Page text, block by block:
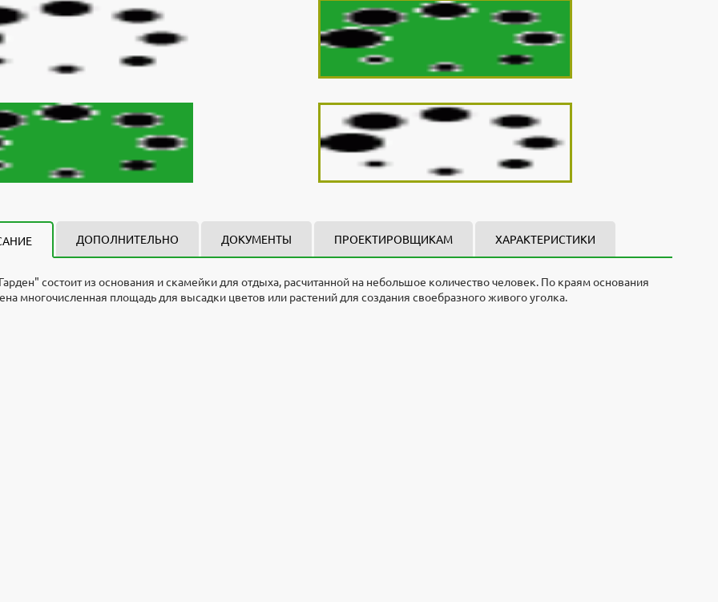
ДОПОЛНИТЕЛЬНО ДОКУМЕНТЫ ПРОЕКТИРОВЩИКАМ ХАРАКТЕРИСТИКИ
состоит из основания и скамейки для отдыха, расчитанной на небольшое количество человек. По краям основания
многочисленная площадь для высадки цветов или растений для создания своебразного живого уголка.